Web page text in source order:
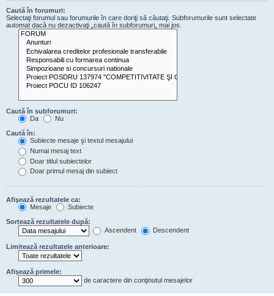
Caută în forumuri:
Selectaţi forumul sau forumurile în care doriţi să căutaţi. Subforumurile sunt selectate
automat dacă nu dezactivaţi „caută în subforumuri„ mai jos.
Caută în subforumuri:
Da
Nu
Caută în:
Subiecte mesaje şi textul mesajului
Numai mesaj text
Doar titlul subiectelor
Doar primul mesaj din subiect
Afişează rezultatele ca:
Mesaje
Subiecte
Sortează rezultatele după:
Ascendent
Descendent
Limitează rezultatele anterioare:
Afişează primele:
de caractere din conţinutul mesajelor